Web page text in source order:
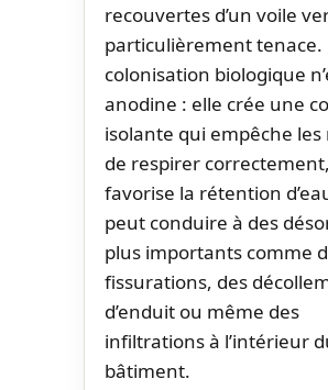
recouvertes d’un voile
particulièrement tenace.
colonisation biologique
anodine : elle crée une
isolante qui empêche les
de respirer correctement,
favorise la rétention
peut conduire à des
plus importants comme
fissurations, des
d’enduit ou même des
infiltrations à l’intérieur
bâtiment.